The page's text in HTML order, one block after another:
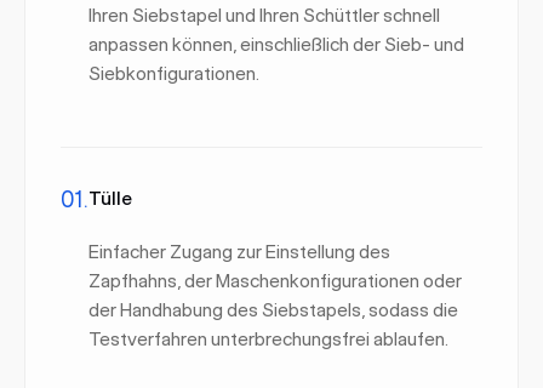
Ihren Siebstapel und Ihren Schüttler schnell
anpassen können, einschließlich der Sieb- und
Siebkonfigurationen.
01.Tülle
Einfacher Zugang zur Einstellung des
Zapfhahns, der Maschenkonfigurationen oder
der Handhabung des Siebstapels, sodass die
Testverfahren unterbrechungsfrei ablaufen.